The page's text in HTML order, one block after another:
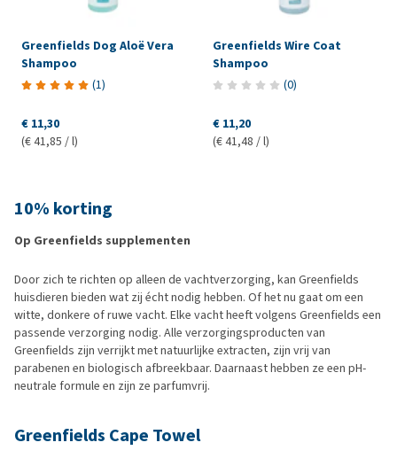
Greenfields Dog Aloë Vera
Shampoo
(1)
€ 11,30
(€ 41,85 / l)
Greenfields Wire Coat
Shampoo
(0)
€ 11,20
(€ 41,48 / l)
10% korting
Op Greenfields supplementen
Door zich te richten op alleen de vachtverzorging, kan Greenfields
huisdieren bieden wat zij écht nodig hebben. Of het nu gaat om een
witte, donkere of ruwe vacht. Elke vacht heeft volgens Greenfields een
passende verzorging nodig. Alle verzorgingsproducten van
Greenfields zijn verrijkt met natuurlijke extracten, zijn vrij van
parabenen en biologisch afbreekbaar. Daarnaast hebben ze een pH-
neutrale formule en zijn ze parfumvrij.
Greenfields Cape Towel